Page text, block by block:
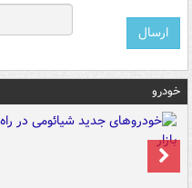
خودرو